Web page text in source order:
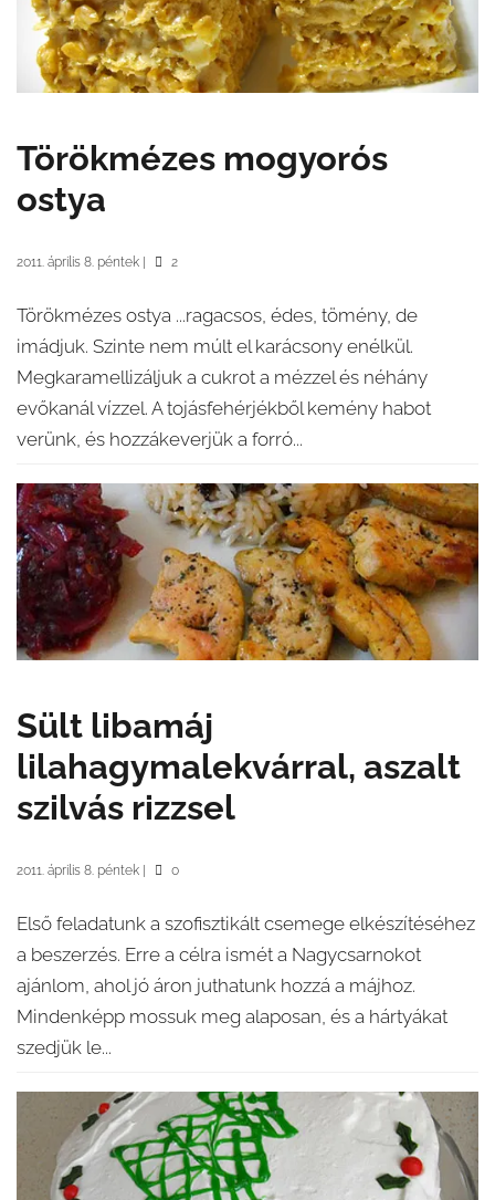
Törökmézes mogyorós
ostya
2011. április 8. péntek 2
Törökmézes ostya ...ragacsos, édes, tömény, de
imádjuk. Szinte nem múlt el karácsony enélkül.
Megkaramellizáljuk a cukrot a mézzel és néhány
evőkanál vízzel. A tojásfehérjékből kemény habot
verünk, és hozzákeverjük a forró...
Sült libamáj
lilahagymalekvárral, aszalt
szilvás rizzsel
2011. április 8. péntek 0
Első feladatunk a szofisztikált csemege elkészítéséhez
a beszerzés. Erre a célra ismét a Nagycsarnokot
ajánlom, ahol jó áron juthatunk hozzá a májhoz.
Mindenképp mossuk meg alaposan, és a hártyákat
szedjük le...